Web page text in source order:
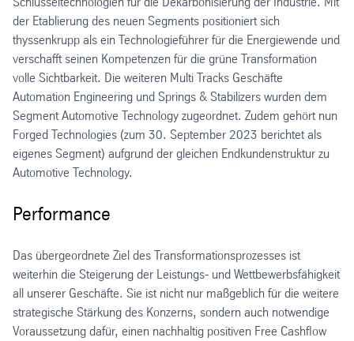
der Etablierung des neuen Segments positioniert sich
thyssenkrupp als ein Technologieführer für die Energiewende und
verschafft seinen Kompetenzen für die grüne Transformation
volle Sichtbarkeit. Die weiteren Multi Tracks Geschäfte
Automation Engineering und Springs & Stabilizers wurden dem
Segment Automotive Technology zugeordnet. Zudem gehört nun
Forged Technologies (zum 30. September 2023 berichtet als
eigenes Segment) aufgrund der gleichen Endkundenstruktur zu
Automotive Technology.
Performance
Das übergeordnete Ziel des Transformationsprozesses ist
weiterhin die Steigerung der Leistungs- und Wettbewerbsfähigkeit
all unserer Geschäfte. Sie ist nicht nur maßgeblich für die weitere
strategische Stärkung des Konzerns, sondern auch notwendige
Voraussetzung dafür, einen nachhaltig positiven Free Cashflow